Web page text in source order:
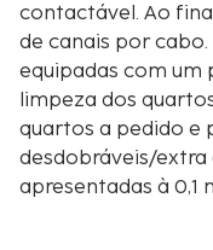
contactável. Ao
de canais por
equipadas com um
limpeza dos
quartos a pedido e
desdobráveis/extra
apresentadas à 0,1